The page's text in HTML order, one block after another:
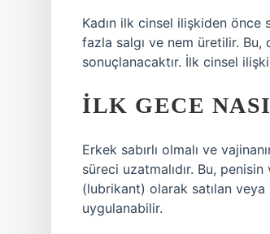
Kadın ilk cinsel ilişkiden
fazla salgı ve nem üretilir. Bu,
sonuçlanacaktır. İlk cinsel
İLK GECE
Erkek sabırlı olmalı ve
süreci uzatmalıdır. Bu,
(lubrikant) olarak satılan
uygulanabilir.